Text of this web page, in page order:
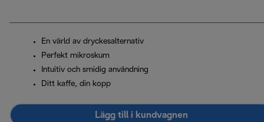
En värld av dryckesalternativ
Perfekt mikroskum
Intuitiv och smidig användning
Ditt kaffe, din kopp
Lägg till i kundvagnen